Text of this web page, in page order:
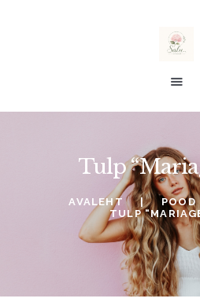
Tulp
AVALEHT POOD
TULP
salu
TELLIMINE
SOOVINIMEKIRI